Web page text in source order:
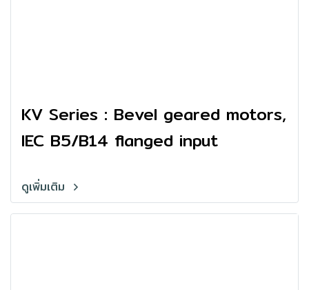
KV Series : Bevel geared motors,
IEC B5/B14 flanged input
ดูเพิ่มเติม